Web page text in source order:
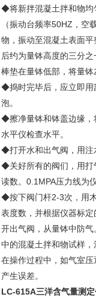
◆将新拌混凝土拌和物均
（振动台频率50HZ，
物，振动至混凝土表面
后约为量钵高度的三分
棒垫在量钵低部，将量
◆捣时完毕后，应立即用
泡。
◆擦净量钵和钵盖边缘，
水平仪检查水平。
◆打开水和出气阀，用注
◆关好所有的阀们，用打
读数。0.1MPA压力线为
◆按下阀门杆2-3次，用
表度数，并根据仪器标
开出气阀，从量钵中防
中的混凝土拌和物试样
在操作过程中，如气室
产生误差。
LC-615A三洋含气量测